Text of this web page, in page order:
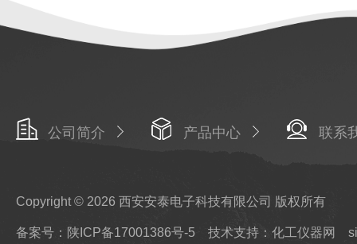
公司简介 产品中心 联系
Copyright © 2026 西安安泰电子科技有限公司 版权所有
备案号：陕ICP备17001386号-5 技术支持：化工仪器网